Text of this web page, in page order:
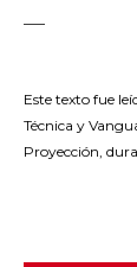
–––
Este texto fue
Técnica y
Proyección,